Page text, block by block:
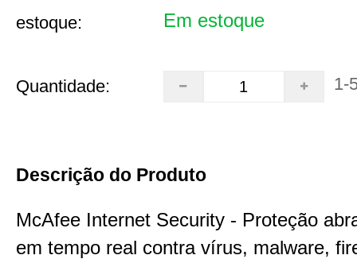
estoque: Em estoque
Quantidade: 1-
Descrição do Produto
McAfee Internet Security - Proteção
em tempo real contra vírus, malware,